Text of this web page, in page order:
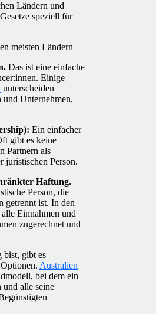
Ländern und
speziell für
meisten Ländern
Das ist eine einfache
Einige
unterscheiden
und Unternehmen,
Ein einfacher
gibt es keine
Partnern als
juristischen Person.
Haftung.
Person, die
getrennt ist. In den
Einnahmen und
zugerechnet und
bist, gibt es
Australien
bei dem ein
und alle seine